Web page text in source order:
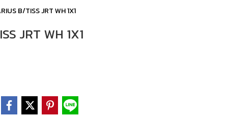
B/TISS JRT WH 1X1
JRT WH 1X1